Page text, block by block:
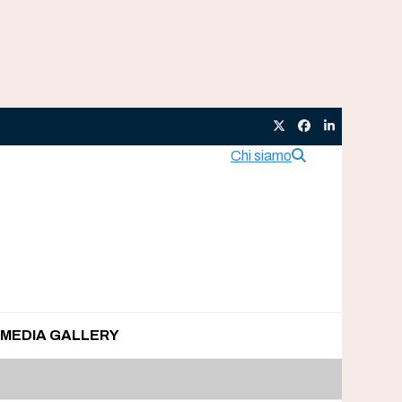
TwitterFacebook
LinkedIn
Chi siamo
MEDIA GALLERY